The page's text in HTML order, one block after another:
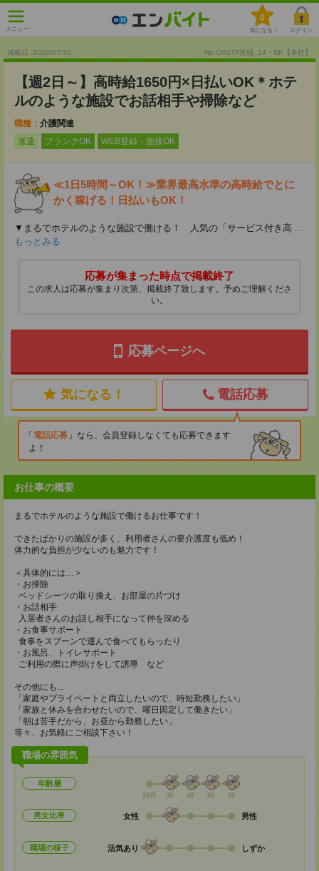
メニュー
0
気になる！ ログイン
掲載日 :2026/07/30 No.CRSTF茨城_14・SK【本社】
【週2日～】高時給1650円×日払いOK＊ホテ
ルのような施設でお話相手や掃除など
職種： 介護関連
派遣
ブランクOK WEB登録・面接OK
≪1日5時間～OK！≫業界最高水準の高時給でとに
かく稼げる！日払いもOK！
▼まるでホテルのような施設で働ける！ 人気の「サービス付き高 ...
もっとみる
応募が集まった時点で掲載終了
この求人は応募が集まり次第、掲載終了致します。予めご理解くださ
い。
応募ページへ
気になる！ 電話応募
電話応募
なら、会員登録しなくても応募できます
よ！
お仕事の概要
まるでホテルのような施設で働けるお仕事です！
できたばかりの施設が多く、利用者さんの要介護度も低め！
体力的な負担が少ないのも魅力です！
＜具体的には…＞
・お掃除
ベッドシーツの取り換え、お部屋の片づけ
・お話相手
入居者さんのお話し相手になって仲を深める
・お食事サポート
食事をスプーンで運んで食べてもらったり
・お風呂、トイレサポート
ご利用の際に声掛けをして誘導 など
その他にも...
「家庭やプライベートと両立したいので、時短勤務したい」
「家族と休みを合わせたいので、曜日固定して働きたい」
「朝は苦手だから、お昼から勤務したい」
等々、お気軽にご相談下さい！
職場の雰囲気
年齢層
20代 30 40 50 60
男女比率 女性 男性
職場の様子 活気あり しずか